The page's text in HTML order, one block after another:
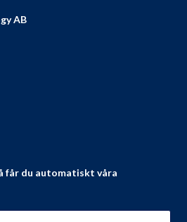
AB
får du automatiskt våra